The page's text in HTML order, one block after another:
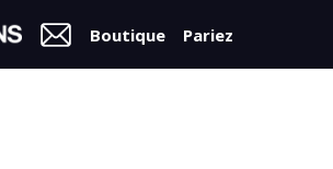
Boutique Pariez